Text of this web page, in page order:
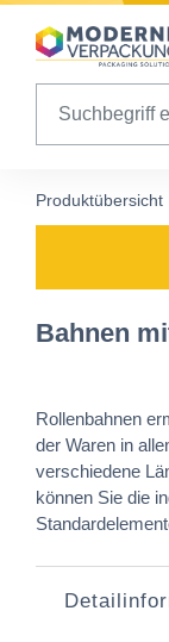
Table Of Content
Produktübersicht
Bahnen
Rollenbahnen
der Waren in
verschiedene
können Sie die